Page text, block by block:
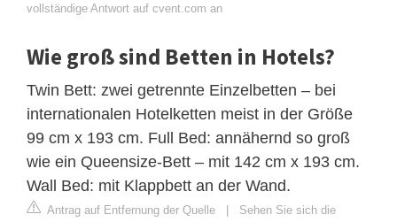
vollständige Antwort auf cvent.com an
Wie groß sind Betten in Hotels?
Twin Bett: zwei getrennte Einzelbetten – bei
internationalen Hotelketten meist in der Größe
99 cm x 193 cm. Full Bed: annähernd so groß
wie ein Queensize-Bett – mit 142 cm x 193 cm.
Wall Bed: mit Klappbett an der Wand.
Antrag auf Entfernung der Quelle | Sehen Sie sich die